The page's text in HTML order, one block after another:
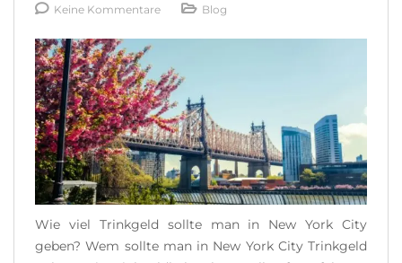
Keine Kommentare
Blog
Wie viel Trinkgeld sollte man in New York City
geben? Wem sollte man in New York City Trinkgeld